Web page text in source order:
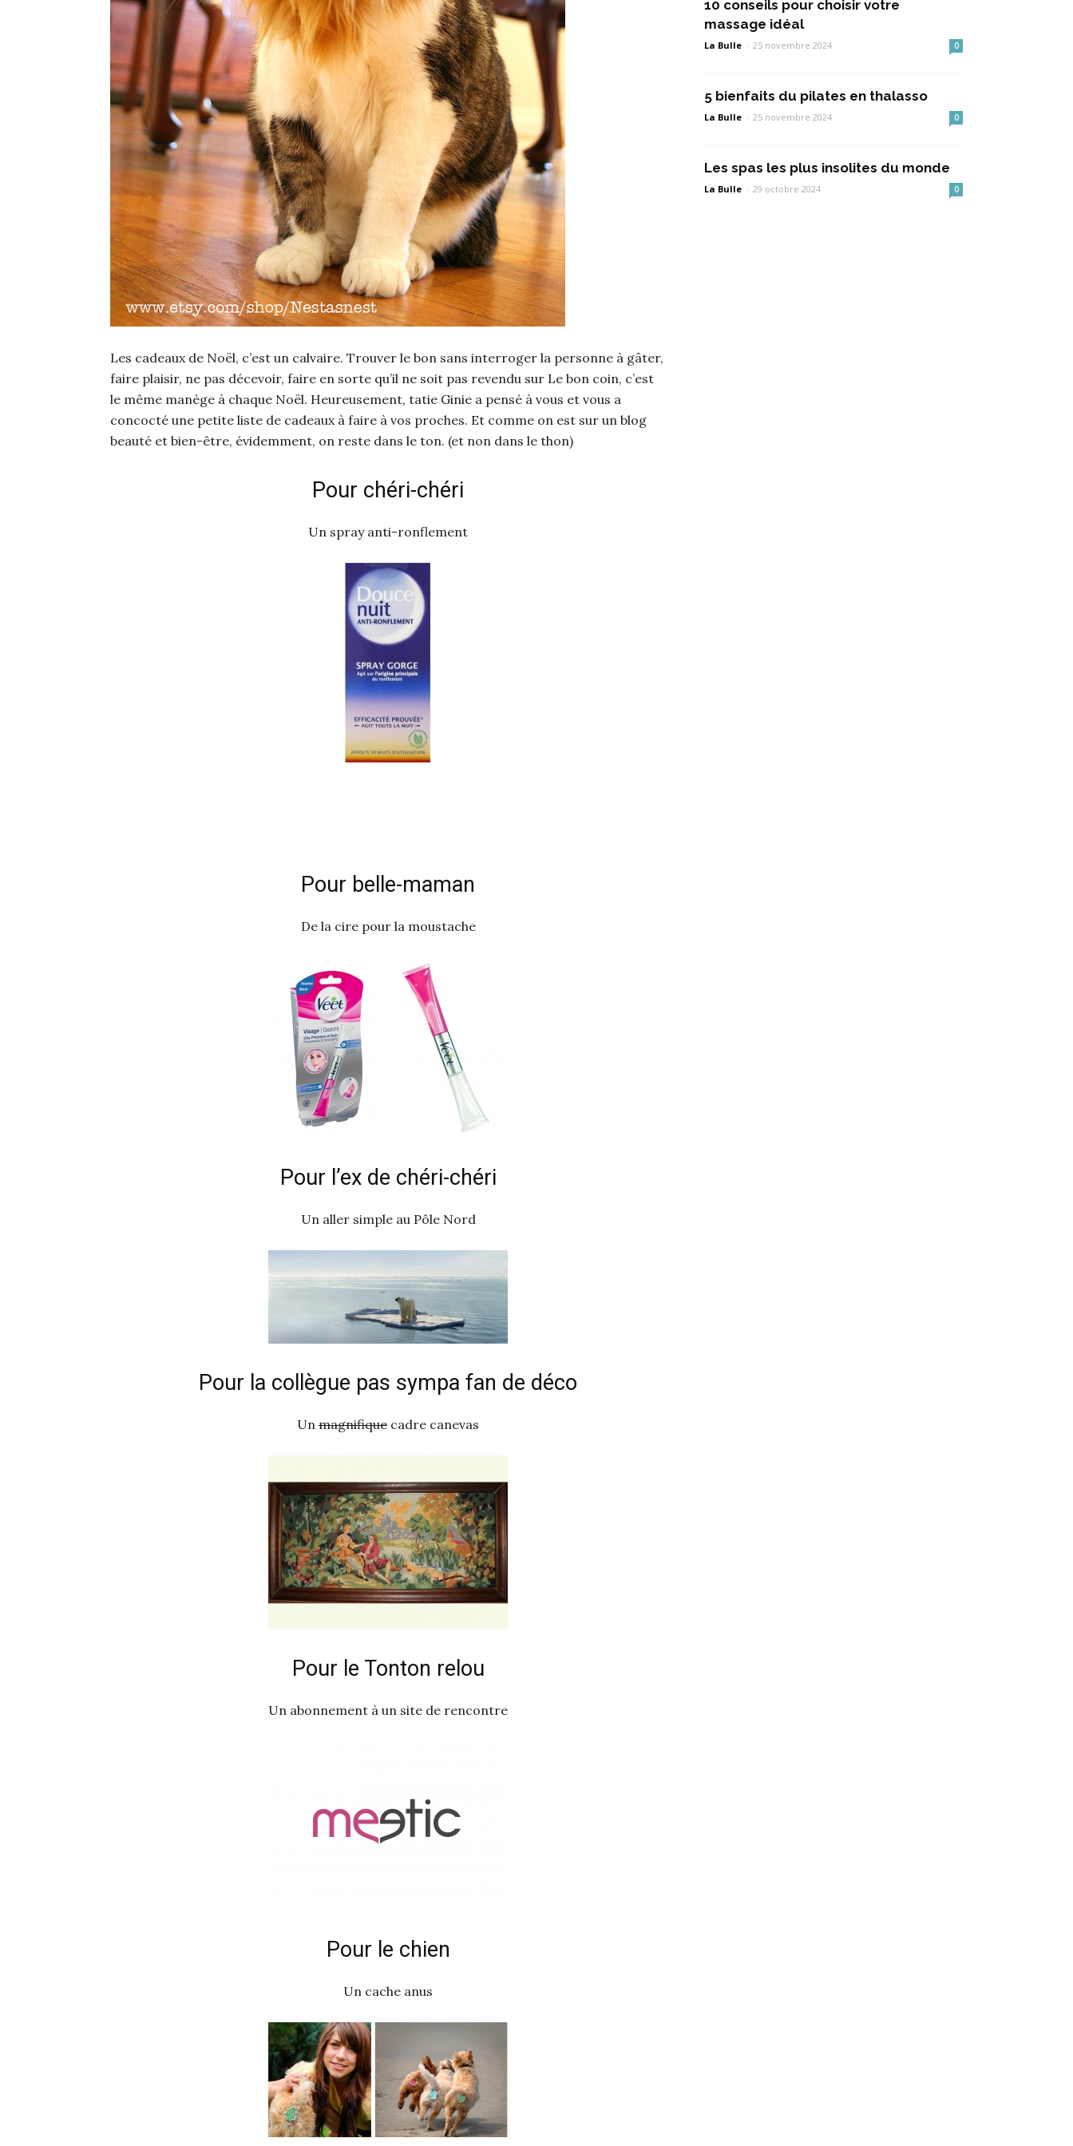
Les cadeaux de Noël, c’est un calvaire. Trouver le bon sans interroger la personne à gâter,
faire plaisir, ne pas décevoir, faire en sorte qu’il ne soit pas revendu sur Le bon coin, c’est
le même manège à chaque Noël. Heureusement, tatie Ginie a pensé à vous et vous a
concocté une petite liste de cadeaux à faire à vos proches. Et comme on est sur un blog
beauté et bien-être, évidemment, on reste dans le ton. (et non dans le thon)
Pour chéri-chéri
Un spray anti-ronflement
Pour belle-maman
De la cire pour la moustache
Pour l’ex de chéri-chéri
Un aller simple au Pôle Nord
Pour la collègue pas sympa fan de déco
Un magnifique cadre canevas
Pour le Tonton relou
Un abonnement à un site de rencontre
Pour le chien
Un cache anus
10 conseils pour choisir votre
massage idéal
La Bulle - 25 novembre 2024 0
5 bienfaits du pilates en thalasso
La Bulle - 25 novembre 2024 0
Les spas les plus insolites du monde
La Bulle - 29 octobre 2024 0